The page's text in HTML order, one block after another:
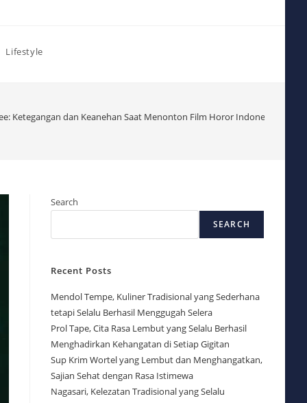
Lifestyle
Ketegangan dan Keanehan Saat Menonton Film Horor Indonesia
Search
SEARCH
Recent Posts
Mendol Tempe, Kuliner Tradisional yang Sederhana
tetapi Selalu Berhasil Menggugah Selera
Prol Tape, Cita Rasa Lembut yang Selalu Berhasil
Menghadirkan Kehangatan di Setiap Gigitan
Sup Krim Wortel yang Lembut dan Menghangatkan,
Sajian Sehat dengan Rasa Istimewa
Nagasari, Kelezatan Tradisional yang Selalu